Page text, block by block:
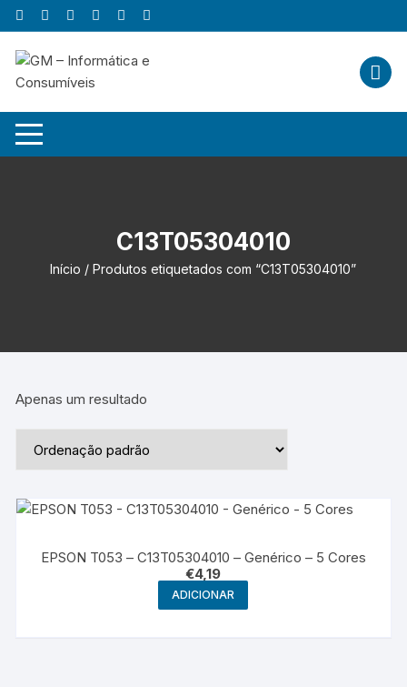
Skip
to
content
C13T05304010
Início / Produtos etiquetados com “C13T05304010”
Apenas um resultado
EPSON T053 – C13T05304010 – Genérico – 5 Cores
€4,19
ADICIONAR